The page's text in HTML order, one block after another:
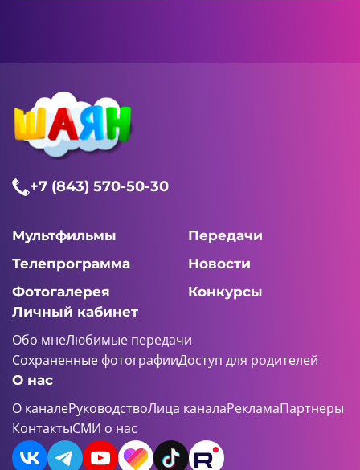
+7 (843) 570-50-30
Мультфильмы
Передачи
Телепрограмма
Новости
Фотогалерея
Конкурсы
Личный кабинет
Обо мнеЛюбимые передачи
Сохраненные фотографииДоступ для родителей
О нас
О каналеРуководствоЛица каналаРекламаПартнеры
КонтактыСМИ о нас